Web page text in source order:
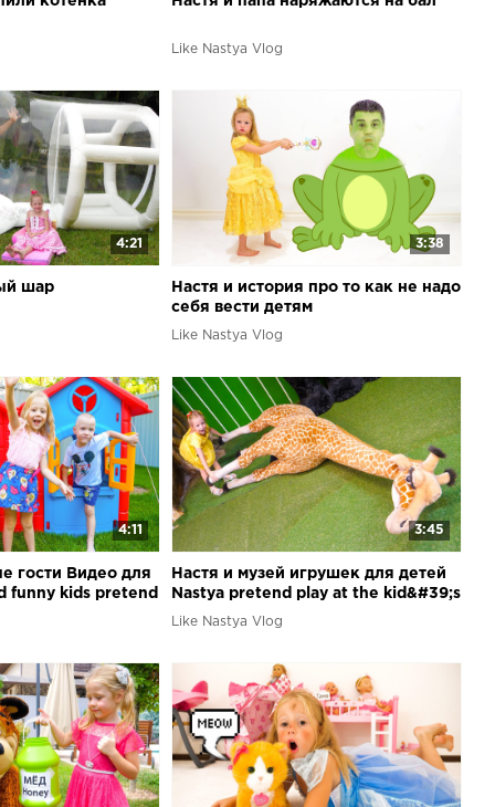
Like Nastya Vlog
4:21
шар
3:38
Настя и история про то как не надо
себя вести детям
Like Nastya Vlog
4:11
гости Видео для
funny kids pretend
3:45
Настя и музей игрушек для детей
Nastya pretend play at the kid&#39;s
museum of toy&#39;s bears
Like Nastya Vlog